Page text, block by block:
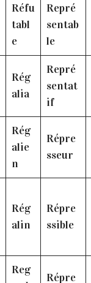
Réfu
tabl
e
Repré
sentab
le
Rég
alia
Repré
sentat
if
Rég
alie
n
Répre
sseur
Rég
alin
Répre
ssible
Reg
Répre